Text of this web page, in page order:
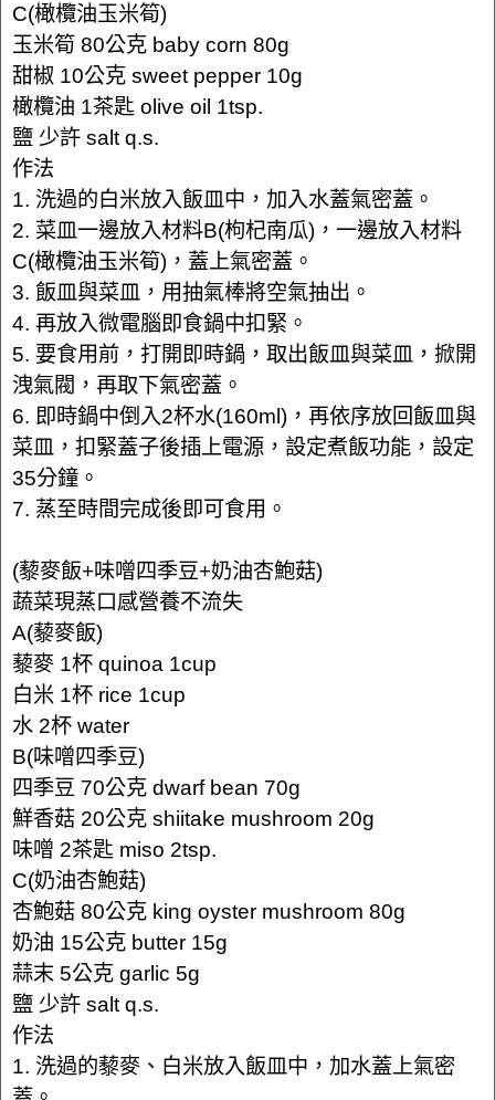
C(橄欖油玉米筍)
玉米筍 80公克 baby corn 80g
甜椒 10公克 sweet pepper 10g
橄欖油 1茶匙 olive oil 1tsp.
鹽 少許 salt q.s.
作法
1. 洗過的白米放入飯皿中，加入水蓋氣密蓋。
2. 菜皿一邊放入材料B(枸杞南瓜)，一邊放入材料
C(橄欖油玉米筍)，蓋上氣密蓋。
3. 飯皿與菜皿，用抽氣棒將空氣抽出。
4. 再放入微電腦即食鍋中扣緊。
5. 要食用前，打開即時鍋，取出飯皿與菜皿，掀開
洩氣閥，再取下氣密蓋。
6. 即時鍋中倒入2杯水(160ml)，再依序放回飯皿與
菜皿，扣緊蓋子後插上電源，設定煮飯功能，設定
35分鐘。
7. 蒸至時間完成後即可食用。
(藜麥飯+味噌四季豆+奶油杏鮑菇)
蔬菜現蒸口感營養不流失
A(藜麥飯)
藜麥 1杯 quinoa 1cup
白米 1杯 rice 1cup
水 2杯 water
B(味噌四季豆)
四季豆 70公克 dwarf bean 70g
鮮香菇 20公克 shiitake mushroom 20g
味噌 2茶匙 miso 2tsp.
C(奶油杏鮑菇)
杏鮑菇 80公克 king oyster mushroom 80g
奶油 15公克 butter 15g
蒜末 5公克 garlic 5g
鹽 少許 salt q.s.
作法
1. 洗過的藜麥、白米放入飯皿中，加水蓋上氣密